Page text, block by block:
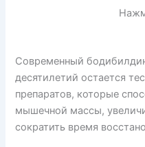
a
m
kl
a
s
s
c
b
o
o
k
Современный
десятилетий остается
препаратов, которые
мышечной массы,
сократить время